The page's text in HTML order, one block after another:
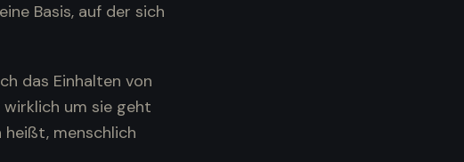
Basis, auf der sich
das Einhalten von
wirklich um sie geht
heißt, menschlich